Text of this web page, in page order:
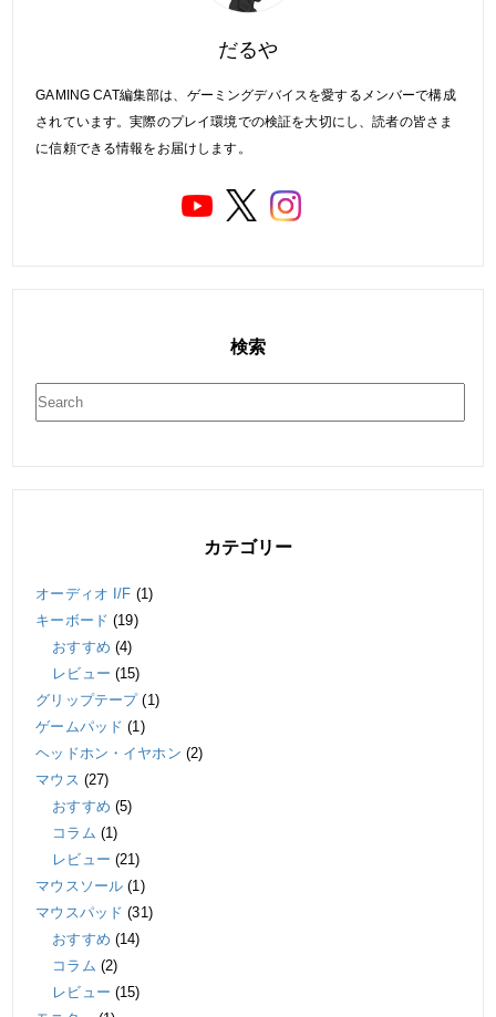
だるや
GAMING CAT編集部は、ゲーミングデバイスを愛するメンバーで構成
されています。実際のプレイ環境での検証を大切にし、読者の皆さま
に信頼できる情報をお届けします。
検索
カテゴリー
オーディオ I/F (1)
キーボード (19)
おすすめ (4)
レビュー (15)
グリップテープ(1)
ゲームパッド (1)
ヘッドホン・イヤホン (2)
マウス (27)
おすすめ (5)
コラム (1)
レビュー (21)
マウスソール (1)
マウスパッド (31)
おすすめ (14)
コラム (2)
レビュー (15)